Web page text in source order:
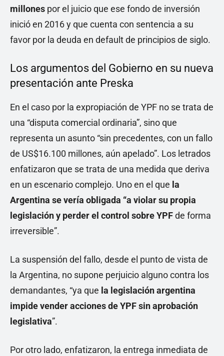
millones por el juicio que ese fondo de inversión
inició en 2016 y que cuenta con sentencia a su
favor por la deuda en default de principios de siglo.
Los argumentos del Gobierno en su nueva
presentación ante Preska
En el caso por la expropiación de YPF no se trata de
una “disputa comercial ordinaria”, sino que
representa un asunto “sin precedentes, con un fallo
de US$16.100 millones, aún apelado”. Los letrados
enfatizaron que se trata de una medida que deriva
en un escenario complejo. Uno en el que la
Argentina se vería obligada “a violar su propia
legislación y perder el control sobre YPFde forma
irreversible”.
La suspensión del fallo, desde el punto de vista de
la Argentina, no supone perjuicio alguno contra los
demandantes, “ya que la legislación argentina
impide vender acciones de YPF sin aprobación
legislativa”.
Por otro lado, enfatizaron, la entrega inmediata de